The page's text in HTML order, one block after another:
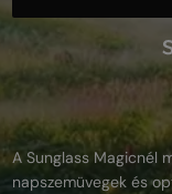
A Sunglass Magicnél
napszemüvegek és